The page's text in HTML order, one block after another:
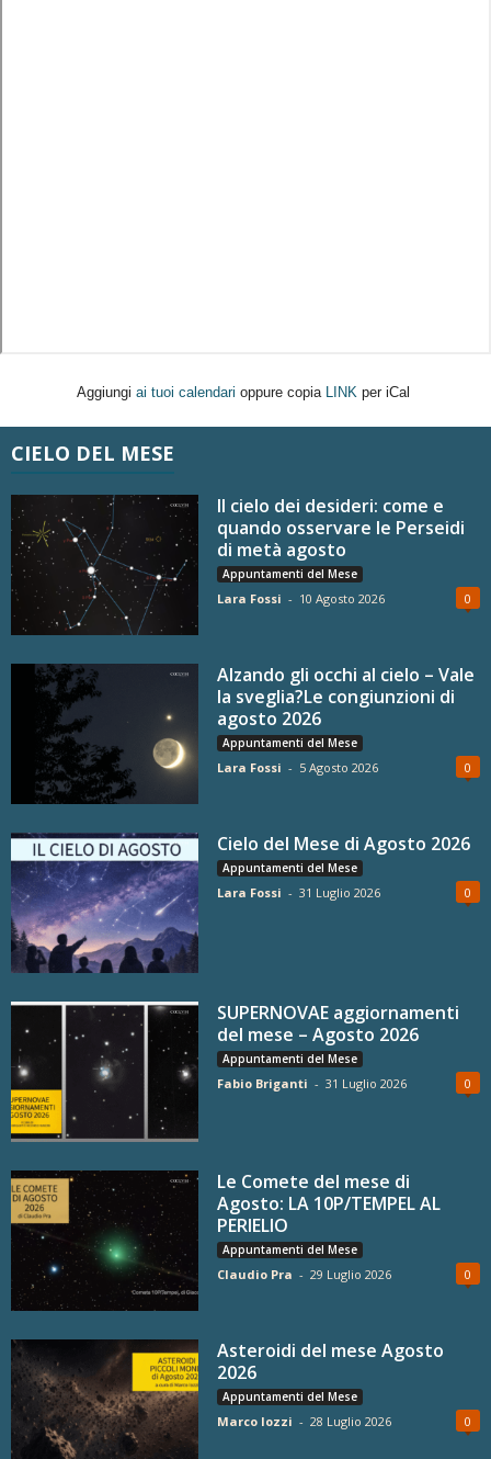
Aggiungi ai tuoi calendari oppure copia LINK per iCal
CIELO DEL MESE
Il cielo dei desideri: come e
quando osservare le Perseidi
di metà agosto
Appuntamenti del Mese
Lara Fossi - 10 Agosto 2026 0
Alzando gli occhi al cielo – Vale
la sveglia?Le congiunzioni di
agosto 2026
Appuntamenti del Mese
Lara Fossi - 5 Agosto 2026 0
Cielo del Mese di Agosto 2026
Appuntamenti del Mese
Lara Fossi - 31 Luglio 2026 0
SUPERNOVAE aggiornamenti
del mese – Agosto 2026
Appuntamenti del Mese
Fabio Briganti - 31 Luglio 2026 0
Le Comete del mese di
Agosto: LA 10P/TEMPEL AL
PERIELIO
Appuntamenti del Mese
Claudio Pra - 29 Luglio 2026 0
Asteroidi del mese Agosto
2026
Appuntamenti del Mese
Marco Iozzi - 28 Luglio 2026 0